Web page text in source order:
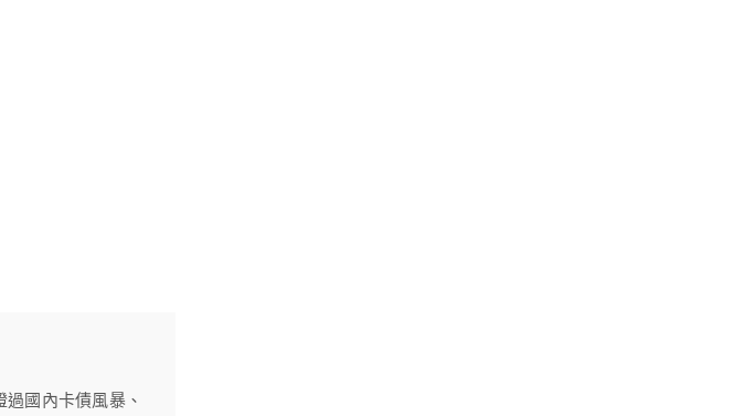
國內卡債風暴、